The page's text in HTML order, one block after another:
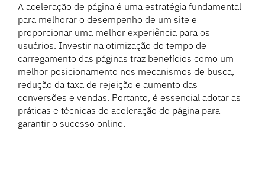
A aceleração de página é uma estratégia fundamental
para melhorar o desempenho de um site e
proporcionar uma melhor experiência para os
usuários. Investir na otimização do tempo de
carregamento das páginas traz benefícios como um
melhor posicionamento nos mecanismos de busca,
redução da taxa de rejeição e aumento das
conversões e vendas. Portanto, é essencial adotar as
práticas e técnicas de aceleração de página para
garantir o sucesso online.